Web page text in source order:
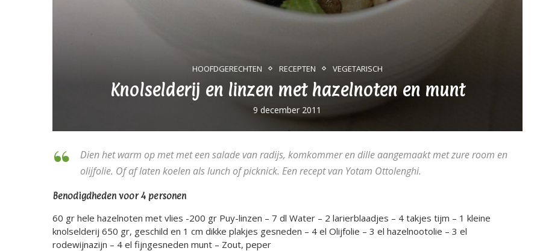
HOOFDGERECHTEN RECEPTEN VEGETARISCH
Knolselderij en linzen met hazelnoten en munt
9 december 2011
Dien het warm op met met een salade van radijs, komkommer en dille aangemaakt met zure room en
olijfolie. Of af laten koelen als lunch of picknick. Een recept van Yotam Ottolenghi.
Benodigdheden voor 4 personen
60 gr hele hazelnoten met vlies -200 gr Puy-linzen – 7 dl Water – 2 larierblaadjes – 4 takjes tijm – 1 kleine
knolselderij 650 gr, geschild en 1 cm dikke plakjes gesneden – 4 el Olijfolie – 3 el hazelnootolie – 3 el
rodewijnazijn – 4 el fijngesneden munt – Zout, peper